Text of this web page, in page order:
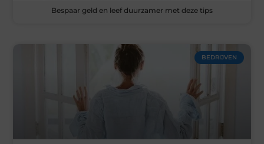
Bespaar geld en leef duurzamer met deze tips
BEDRIJVEN